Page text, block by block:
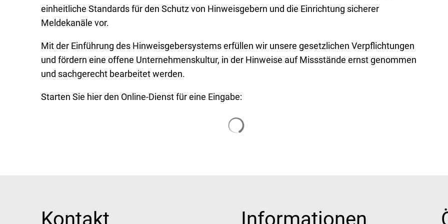
einheitliche Standards für den Schutz von Hinweisgebern und die Einrichtung sicherer
Meldekanäle vor.
Mit der Einführung des Hinweisgebersystems erfüllen wir unsere gesetzlichen Verpflichtungen
und fördern eine offene Unternehmenskultur, in der Hinweise auf Missstände ernst genommen
und sachgerecht bearbeitet werden.
Starten Sie hier den Online-Dienst für eine Eingabe:
Kontakt Informationen